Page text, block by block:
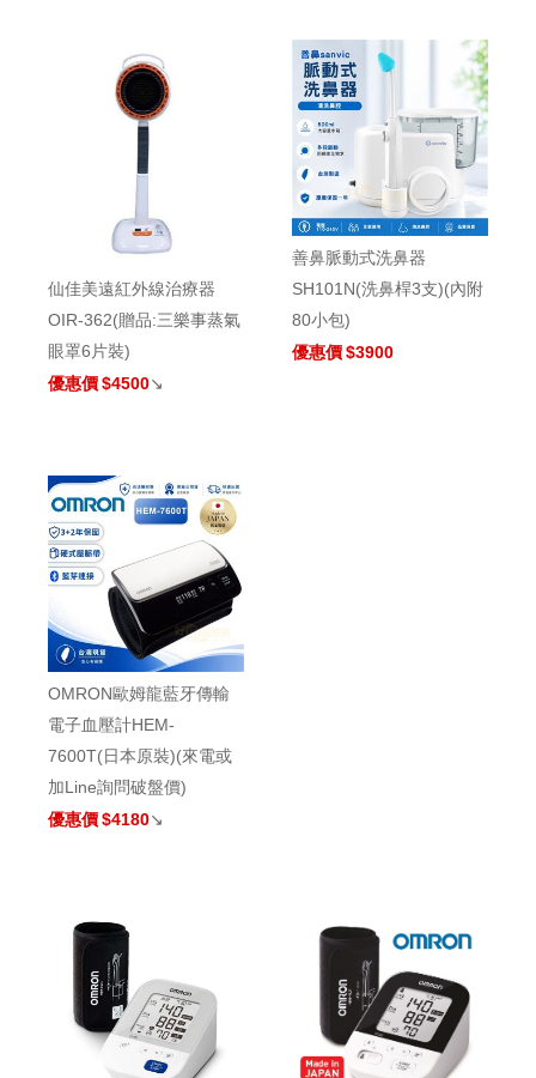
仙佳美遠紅外線治療器
OIR-362(贈品:三樂事蒸氣
眼罩6片裝)
優惠價 $4500↘
善鼻脈動式洗鼻器
SH101N(洗鼻桿3支)(內附
80小包)
優惠價 $3900
OMRON歐姆龍藍牙傳輸
電子血壓計HEM-
7600T(日本原裝)(來電或
加Line詢問破盤價)
優惠價 $4180↘